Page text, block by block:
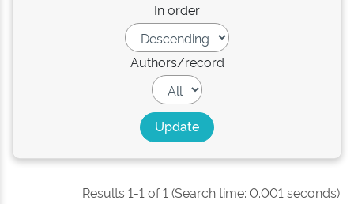
In order
Authors/record
Results 1-1 of 1 (Search time: 0.001 seconds).